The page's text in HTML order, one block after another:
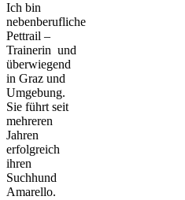
Ich bin
nebenberufliche
Pettrail –
Trainerin und
überwiegend
in Graz und
Umgebung.
Sie führt seit
mehreren
Jahren
erfolgreich
ihren
Suchhund
Amarello.